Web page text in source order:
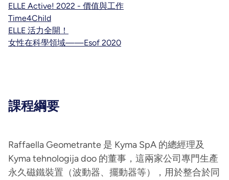
ELLE Active! 2022 - 價值與工作
Time4Child
ELLE 活力全開！
女性在科學領域——Esof 2020
課程綱要
Raffaella Geometrante 是 Kyma SpA 的總經理及
Kyma tehnologija doo 的董事，這兩家公司專門生產
永久磁鐵裝置（波動器、擺動器等），用於整合於同